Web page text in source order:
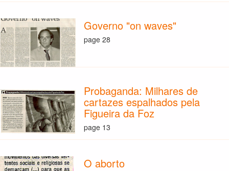
Governo "on waves"
page 28
Probaganda: Milhares de
cartazes espalhados pela
Figueira da Foz
page 13
O aborto